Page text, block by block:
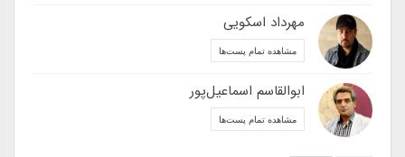
مهرداد اسکویی
مشاهده تمام پست‌ها
ابوالقاسم اسماعیل‌پور
مشاهده تمام پست‌ها